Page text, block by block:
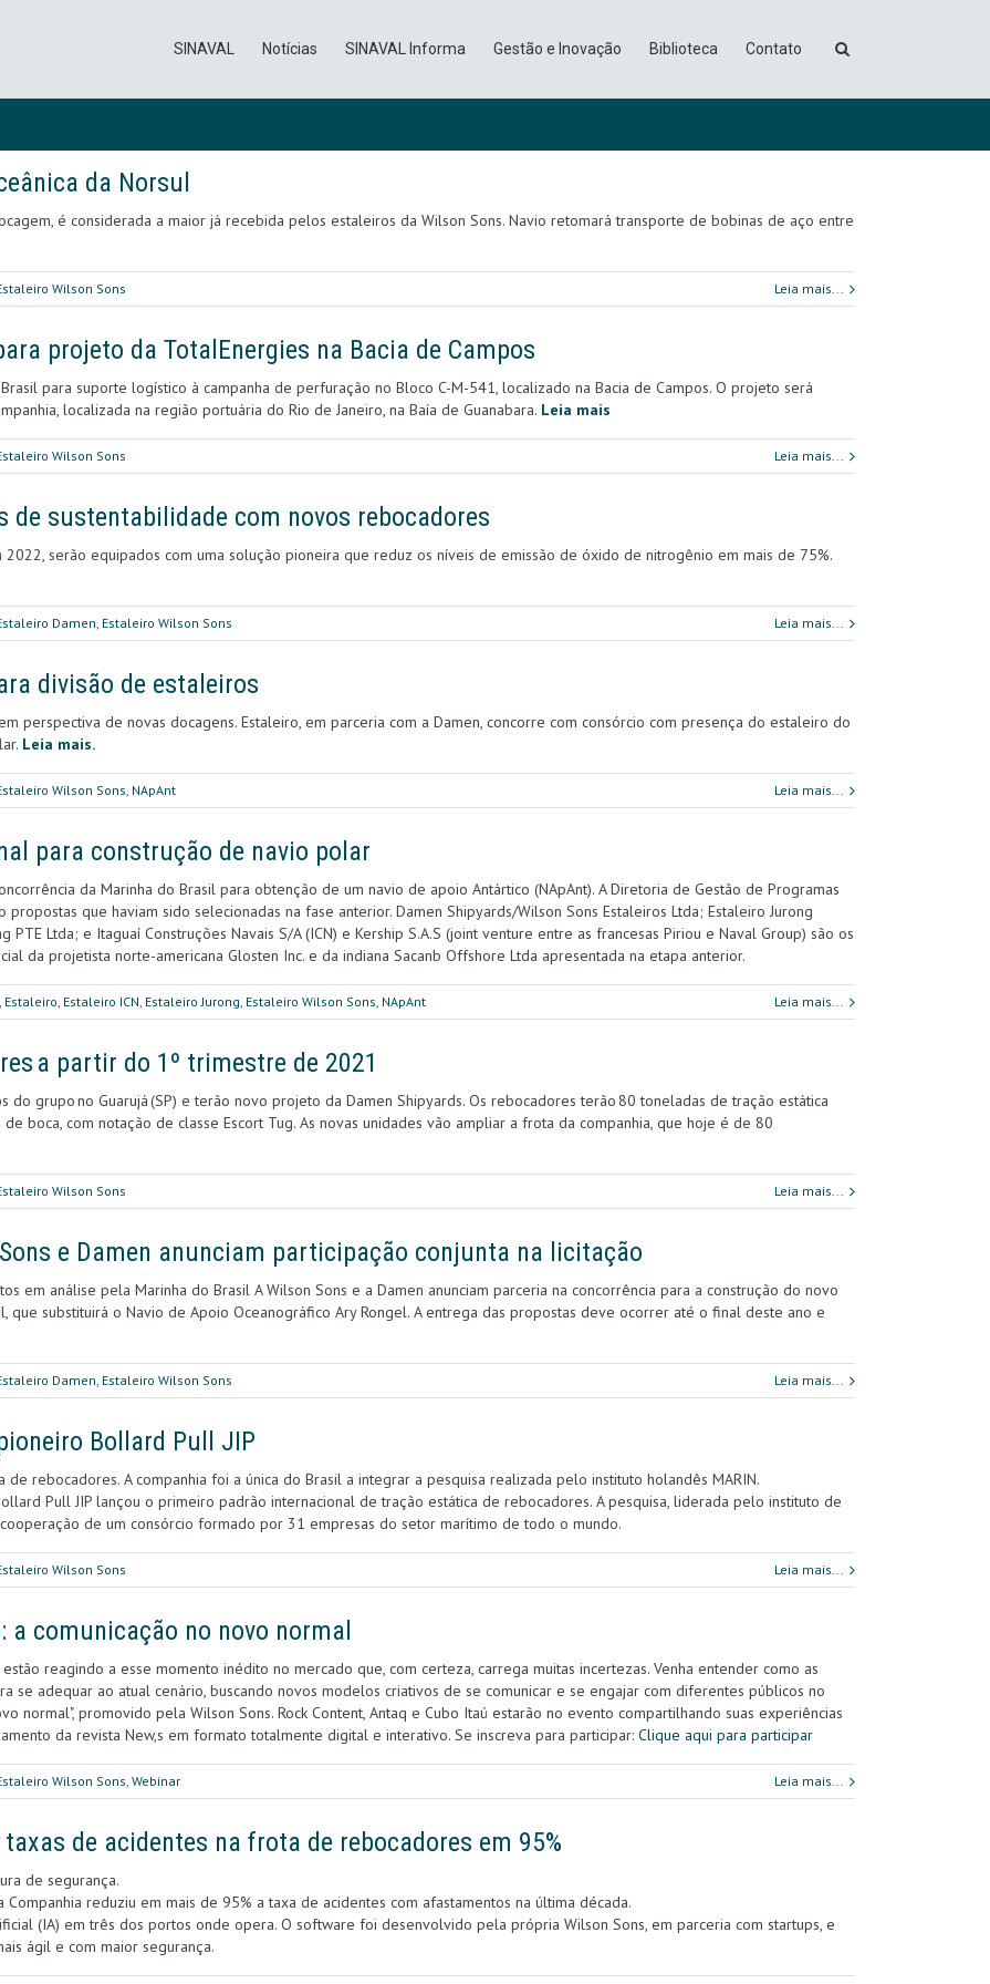
SINAVAL Notícias SINAVAL Informa Gestão e Inovação Biblioteca Contato
da Norsul
é considerada a maior já recebida pelos estaleiros da Wilson Sons. Navio retomará transporte de bobinas de aço entre
Wilson Sons Leia mais...
projeto da TotalEnergies na Bacia de Campos
para suporte logístico à campanha de perfuração no Bloco C-M-541, localizado na Bacia de Campos. O projeto será
localizada na região portuária do Rio de Janeiro, na Baía de Guanabara. Leia mais
Wilson Sons Leia mais...
de sustentabilidade com novos rebocadores
serão equipados com uma solução pioneira que reduz os níveis de emissão de óxido de nitrogênio em mais de 75%.
Damen, Estaleiro Wilson Sons Leia mais...
divisão de estaleiros
perspectiva de novas docagens. Estaleiro, em parceria com a Damen, concorre com consórcio com presença do estaleiro do
Leia mais.
Wilson Sons, NApAnt Leia mais...
para construção de navio polar
da Marinha do Brasil para obtenção de um navio de apoio Antártico (NApAnt). A Diretoria de Gestão de Programas
que haviam sido selecionadas na fase anterior. Damen Shipyards/Wilson Sons Estaleiros Ltda; Estaleiro Jurong
Ltda; e Itaguaí Construções Navais S/A (ICN) e Kership S.A.S (joint venture entre as francesas Piriou e Naval Group) são os
da projetista norte-americana Glosten Inc. e da indiana Sacanb Offshore Ltda apresentada na etapa anterior.
, Estaleiro, Estaleiro ICN, Estaleiro Jurong, Estaleiro Wilson Sons, NApAnt Leia mais...
a partir do 1º trimestre de 2021
do grupo no Guarujá (SP) e terão novo projeto da Damen Shipyards. Os rebocadores terão 80 toneladas de tração estática
boca, com notação de classe Escort Tug. As novas unidades vão ampliar a frota da companhia, que hoje é de 80
Wilson Sons Leia mais...
e Damen anunciam participação conjunta na licitação
em análise pela Marinha do Brasil A Wilson Sons e a Damen anunciam parceria na concorrência para a construção do novo
que substituirá o Navio de Apoio Oceanográfico Ary Rongel. A entrega das propostas deve ocorrer até o final deste ano e
Damen, Estaleiro Wilson Sons Leia mais...
Bollard Pull JIP
rebocadores. A companhia foi a única do Brasil a integrar a pesquisa realizada pelo instituto holandês MARIN.
Pull JIP lançou o primeiro padrão internacional de tração estática de rebocadores. A pesquisa, liderada pelo instituto de
de um consórcio formado por 31 empresas do setor marítimo de todo o mundo.
Wilson Sons Leia mais...
comunicação no novo normal
reagindo a esse momento inédito no mercado que, com certeza, carrega muitas incertezas. Venha entender como as
se adequar ao atual cenário, buscando novos modelos criativos de se comunicar e se engajar com diferentes públicos no
normal", promovido pela Wilson Sons. Rock Content, Antaq e Cubo Itaú estarão no evento compartilhando suas experiências
da revista New,s em formato totalmente digital e interativo. Se inscreva para participar: Clique aqui para participar
Wilson Sons, Webinar Leia mais...
de acidentes na frota de rebocadores em 95%
de segurança.
reduziu em mais de 95% a taxa de acidentes com afastamentos na última década.
(IA) em três dos portos onde opera. O software foi desenvolvido pela própria Wilson Sons, em parceria com startups, e
ágil e com maior segurança.